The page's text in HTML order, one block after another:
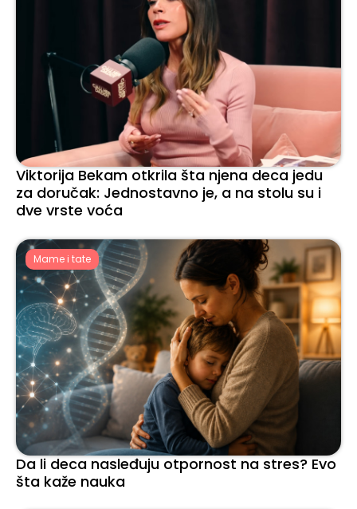
Viktorija Bekam otkrila šta njena deca jedu
za doručak: Jednostavno je, a na stolu su i
dve vrste voća
Mame i tate
Da li deca nasleđuju otpornost na stres? Evo
šta kaže nauka